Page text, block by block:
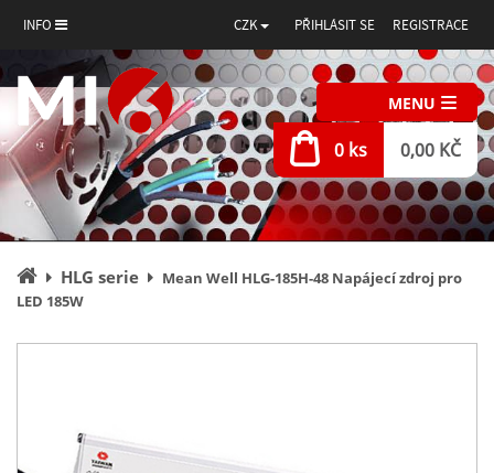
INFO CZK PŘIHLÁSIT SE REGISTRACE
MENU
0 ks 0,00 KČ
Úvodní
stránka
HLG serie
Mean Well HLG-185H-48 Napájecí zdroj pro
LED 185W